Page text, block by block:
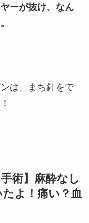
ーが抜け、なん
は、まち針をで
術】麻酔なし
よ！痛い？血